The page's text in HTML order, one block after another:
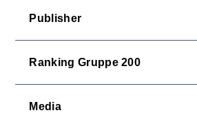
Publisher
Ranking Gruppe 200
Media